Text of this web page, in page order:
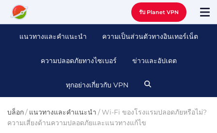
รับ Planet VPN
แนวทางและคําแนะนํา ความเป็นส่วนตัวทางอินเทอร์เน็ต
ความปลอดภัยทางไซเบอร์ ข่าวและอัปเดต
ทุกอย่างเกี่ยวกับ VPN
บล็อก/ แนวทางและคําแนะนํา /Wi-Fi ของโรงแรมปลอดภัยหรือไม่?
ความเสี่ยงด้านความปลอดภัยและแนวทางแก้ไข